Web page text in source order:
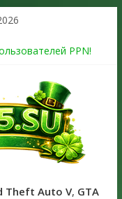
PPN!
уже 14 июля
ошибка #1.500.7:
без проблем в 2026
по программе
Grand Theft
Theft Auto V, GTA